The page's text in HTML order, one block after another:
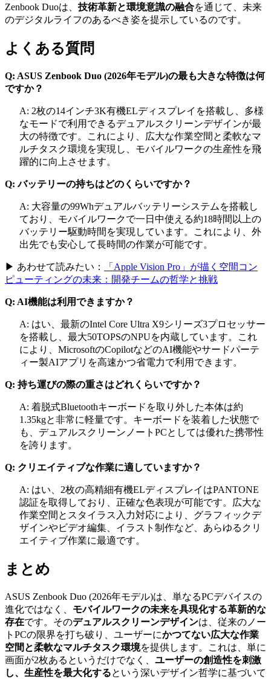
Zenbook Duoは、 技術革新と環境意識の融合を通じて、未来
のデジタルライフのあるべき姿を提示しているのです。
よくある質問
Q: ASUS Zenbook Duo (2026年モデル)の最も大きな特徴は何
ですか？
A: 2枚の14インチ3K有機ELディスプレイを搭載し、多様
なモードで利用できるデュアルスクリーンデザインが最
大の特徴です。これにより、広大な作業空間と柔軟なマ
ルチタスク環境を実現し、モバイルワークの生産性を飛
躍的に向上させます。
Q: バッテリーの持ちはどのくらいですか？
A: 大容量の99Whデュアルバッテリーシステムを搭載し
ており、モバイルワークで一日中使える約18時間以上の
バッテリー駆動時間を実現しています。これにより、外
出先でも安心して長時間の作業が可能です。
▶ あわせて読みたい：
「Apple Vision Pro」が描く空間コン
ピューティングの未来：開発チームの哲学と挑戦
Q: AI機能は利用できますか？
A: はい、最新のIntel Core Ultra X9シリーズ3プロセッサー
を搭載し、最大50TOPSのNPUを内蔵しています。これ
により、MicrosoftのCopilotなどのAI機能やサードパーテ
ィー製AIアプリを高速かつ省電力で利用できます。
Q: 持ち運びの際の重さはどれくらいですか？
A: 着脱式Bluetoothキーボードを取り外した本体は約
1.35kgと非常に軽量です。キーボードを装着した状態で
も、デュアルスクリーンノートPCとしては優れた携帯性
を誇ります。
Q: クリエイティブな作業に適していますか？
A: はい、2枚の高精細有機ELディスプレイはPANTONE
認証を取得しており、正確な色表現が可能です。広大な
作業空間とスタイラス入力対応により、グラフィックデ
ザインやビデオ編集、イラスト制作など、あらゆるクリ
エイティブ作業に最適です。
まとめ
ASUS Zenbook Duo (2026年モデル)は、単なるPCデバイスの
進化ではなく、 モバイルワークの未来を具現化する革新的な
存在です。そのデュアルスクリーンデザインは、従来のノー
トPCの限界を打ち破り、ユーザーにかつてない広大な作業
空間と柔軟なマルチタスク環境を提供します。これは、単に
画面が2枚あるというだけでなく、 ユーザーの創造性を刺激
し、生産性を最大化するという深いデザイン哲学に基づいて